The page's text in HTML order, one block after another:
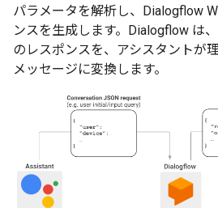
パラメータを解析し、Dialogflow
ンスを生成します。Dialogflow は
のレスポンスを、アシスタントが
メッセージに変換します。